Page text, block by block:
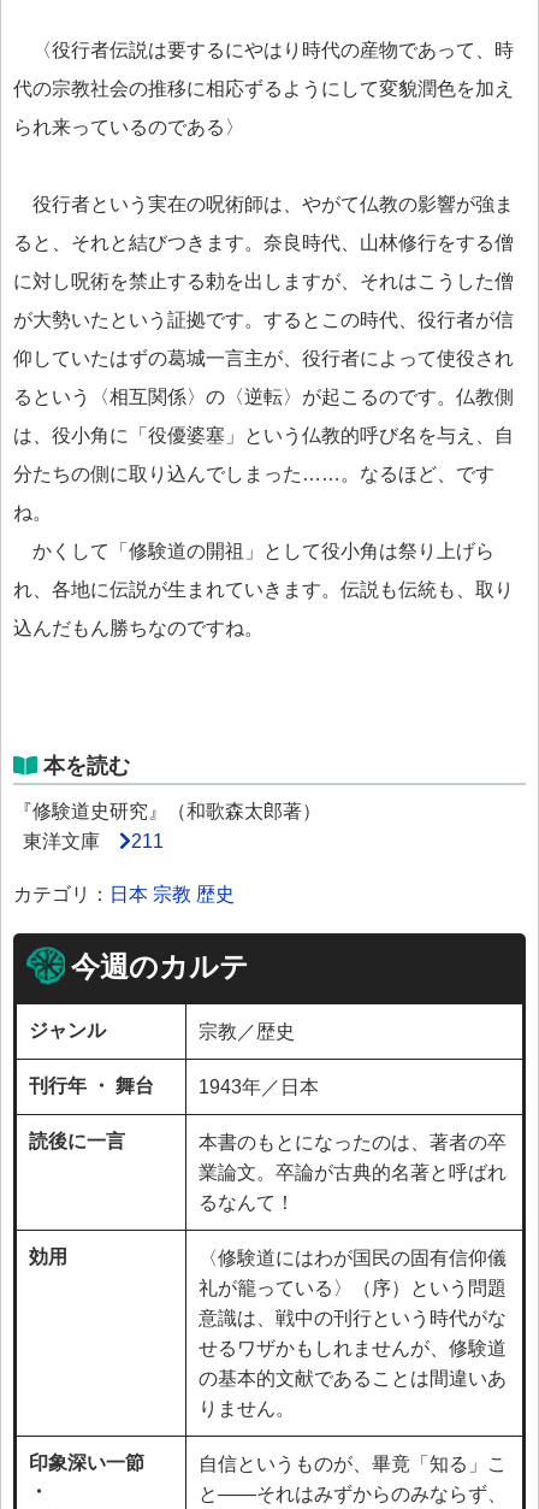
〈役行者伝説は要するにやはり時代の産物であって、時
代の宗教社会の推移に相応ずるようにして変貌潤色を加え
られ来っているのである〉
役行者という実在の呪術師は、やがて仏教の影響が強ま
ると、それと結びつきます。奈良時代、山林修行をする僧
に対し呪術を禁止する勅を出しますが、それはこうした僧
が大勢いたという証拠です。するとこの時代、役行者が信
仰していたはずの葛城一言主が、役行者によって使役され
るという〈相互関係〉の〈逆転〉が起こるのです。仏教側
は、役小角に「役優婆塞」という仏教的呼び名を与え、自
分たちの側に取り込んでしまった……。なるほど、です
ね。
かくして「修験道の開祖」として役小角は祭り上げら
れ、各地に伝説が生まれていきます。伝説も伝統も、取り
込んだもん勝ちなのですね。
本を読む
『修験道史研究』（和歌森太郎著）
東洋文庫
211
カテゴリ： 日本 宗教 歴史
今週のカルテ
ジャンル 宗教／歴史
刊行年 ・ 舞台 1943年／日本
読後に一言
本書のもとになったのは、著者の卒
業論文。卒論が古典的名著と呼ばれ
るなんて！
効用
〈修験道にはわが国民の固有信仰儀
礼が籠っている〉（序）という問題
意識は、戦中の刊行という時代がな
せるワザかもしれませんが、修験道
の基本的文献であることは間違いあ
りません。
印象深い一節
・
自信というものが、畢竟「知る」こ
と――それはみずからのみならず、